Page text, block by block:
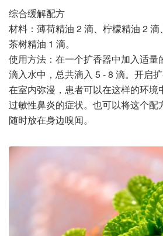
综合缓解配方
材料：薄荷精油 2 滴、柠檬精油 2 滴
茶树精油 1 滴。
使用方法：在一个扩香器中加入适量
滴入水中，总共滴入 5 - 8 滴。开启
在室内弥漫，患者可以在这样的环境
过敏性鼻炎的症状。也可以将这个配
随时放在身边嗅闻。